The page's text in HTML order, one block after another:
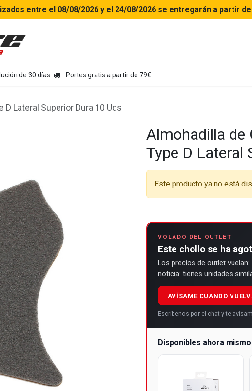
entre el 08/08/2026 y el 24/08/2026 se entregarán a partir
moto
de 30 días Portes gratis a partir de 79€
Lateral Superior Dura 10 Uds
Almohadilla de
Type D Lateral
Este producto ya no está
VOLADO DEL OUTLET
Este chollo se ha
Los precios de outlet
noticia: tienes unidades
AVÍSAME CUANDO
Escríbenos por el chat y te
Disponibles ahora